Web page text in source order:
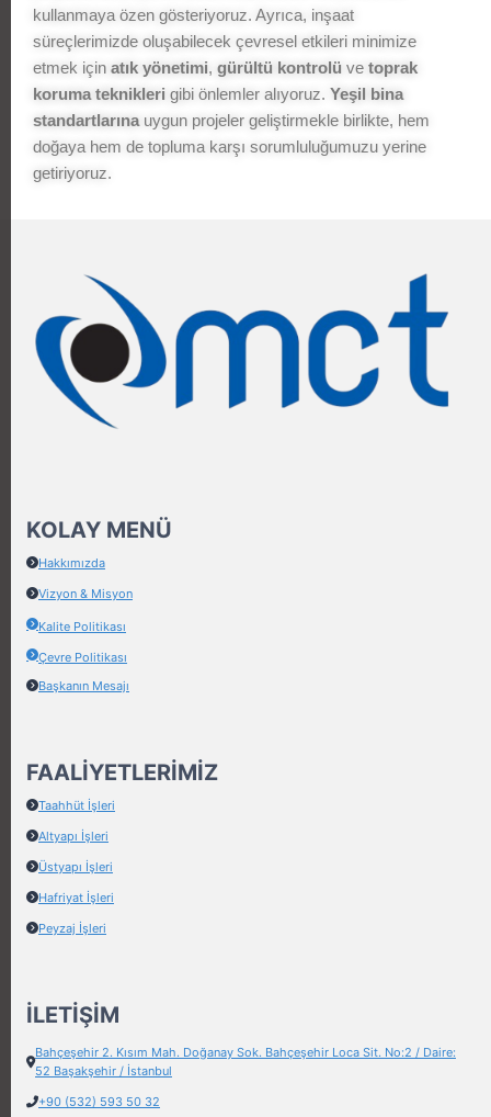
kullanmaya özen gösteriyoruz. Ayrıca, inşaat
süreçlerimizde oluşabilecek çevresel etkileri minimize
etmek için atık yönetimi, gürültü kontrolü ve toprak
koruma teknikleri gibi önlemler alıyoruz. Yeşil bina
standartlarınauygun projeler geliştirmekle birlikte, hem
doğaya hem de topluma karşı sorumluluğumuzu yerine
getiriyoruz.
KOLAY MENÜ
Hakkımızda
Vizyon & Misyon
Kalite Politikası
Çevre Politikası
Başkanın Mesajı
FAALIYETLERIMIZ
Taahhüt İşleri
Altyapı İşleri
Üstyapı İşleri
Hafriyat İşleri
Peyzaj İşleri
İLETİŞİM
Bahçeşehir 2. Kısım Mah. Doğanay Sok. Bahçeşehir Loca Sit. No:2 / Daire:
52 Başakşehir / İstanbul
+90 (532) 593 50 32